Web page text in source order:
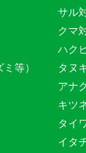
等）
サル
クマ
ハク
タヌ
アナ
キツ
タイ
イタ